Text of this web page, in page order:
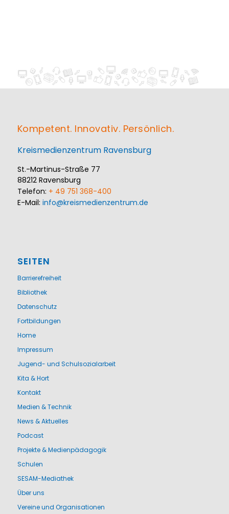
Kompetent. Innovativ. Persönlich.
Kreismedienzentrum Ravensburg
St.-Martinus-Straße 77
88212 Ravensburg
Telefon: + 49 751 368-400
E-Mail: info@kreismedienzentrum.de
SEITEN
Barrierefreiheit
Bibliothek
Datenschutz
Fortbildungen
Home
Impressum
Jugend- und Schulsozialarbeit
Kita & Hort
Kontakt
Medien & Technik
News & Aktuelles
Podcast
Projekte & Medienpädagogik
Schulen
SESAM-Mediathek
Über uns
Vereine und Organisationen